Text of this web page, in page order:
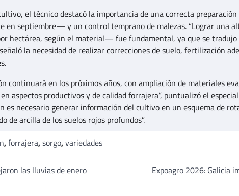
el técnico destacó la importancia de una correcta
en septiembre— y un control temprano de malezas. “Lograr una
hectárea, según el material— fue fundamental, ya que se
la necesidad de realizar correcciones de suelo, fertilización
continuará en los próximos años, con ampliación de materiales
aspectos productivos y de calidad forrajera”, puntualizó el
es necesario generar información del cultivo en un esquema de
de arcilla de los suelos rojos profundos”.
,forrajera,sorgo,variedades
las lluvias de enero
Expoagro 2026: Galicia